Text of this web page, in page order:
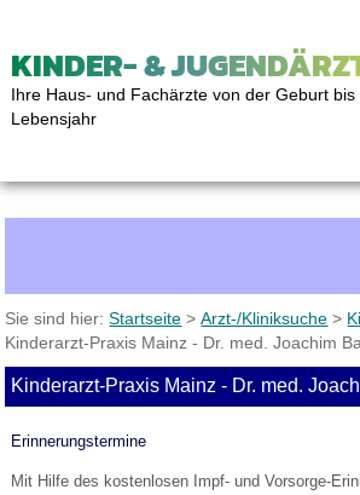
KINDER- &
Ihre Haus- und Fachärzte von der Geburt bis
Lebensjahr
Sie sind hier:Startseite >Arzt-/Kliniksuche >
Kinderarzt-Praxis Mainz - Dr. med. Joachim
Kinderarzt-Praxis Mainz - Dr. med.
Erinnerungstermine
Mit Hilfe des kostenlosen Impf- und Vorsorge-